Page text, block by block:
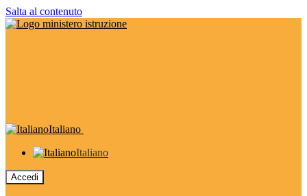
Salta al contenuto
Italiano
Italiano
Accedi